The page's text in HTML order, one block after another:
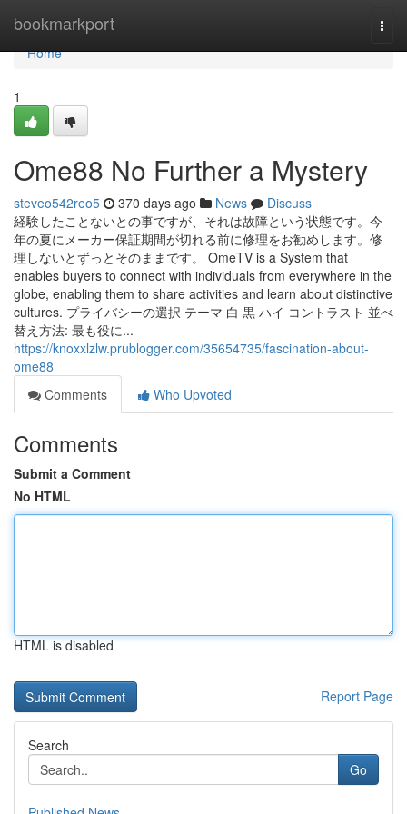
bookmarkport
Home
Home
1
Ome88 No Further a Mystery
steveo542reo5 370 days ago News
Discuss
経験したことないとの事ですが、それは故障という状態です。今
年の夏にメーカー保証期間が切れる前に修理をお勧めします。修
理しないとずっとそのままです。 OmeTV is a System that
enables buyers to connect with individuals from everywhere in the
globe, enabling them to share activities and learn about distinctive
cultures. プライバシーの選択 テーマ 白 黒 ハイ コントラスト 並べ
替え方法: 最も役に...
https://knoxxlzlw.prublogger.com/35654735/fascination-about-
ome88
Comments
Who Upvoted
Comments
Submit a Comment
No HTML
HTML is disabled
Report Page
Search
Go